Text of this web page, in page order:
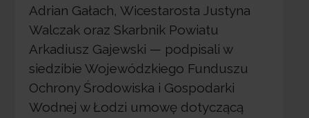
Adrian Gałach, Wicestarosta Justyna
Walczak oraz Skarbnik Powiatu
Arkadiusz Gajewski — podpisali w
siedzibie Wojewódzkiego Funduszu
Ochrony Środowiska i Gospodarki
Wodnej w Łodzi umowę dotyczącą